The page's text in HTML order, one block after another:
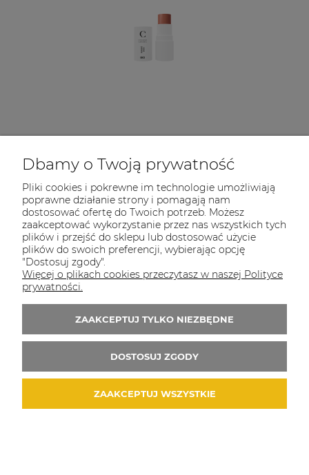
Magic Duo – Róż i Rozświetlacz w Stiku Couleur
Caramel * kol 2025/26
94,00 zł
DO KOSZYKA
Dbamy o Twoją prywatność
Pliki cookies i pokrewne im technologie umożliwiają
poprawne działanie strony i pomagają nam
dostosować ofertę do Twoich potrzeb. Możesz
zaakceptować wykorzystanie przez nas wszystkich tych
plików i przejść do sklepu lub dostosować użycie
plików do swoich preferencji, wybierając opcję
"Dostosuj zgody".
Więcej o plikach cookies przeczytasz w naszej Polityce
prywatności.
ZAAKCEPTUJ TYLKO NIEZBĘDNE
DOSTOSUJ ZGODY
ZAAKCEPTUJ WSZYSTKIE